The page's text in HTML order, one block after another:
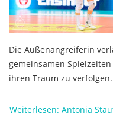
Die Außenangreiferin
gemeinsamen
ihren Traum zu verfolgen.
Weiterlesen: Antonia